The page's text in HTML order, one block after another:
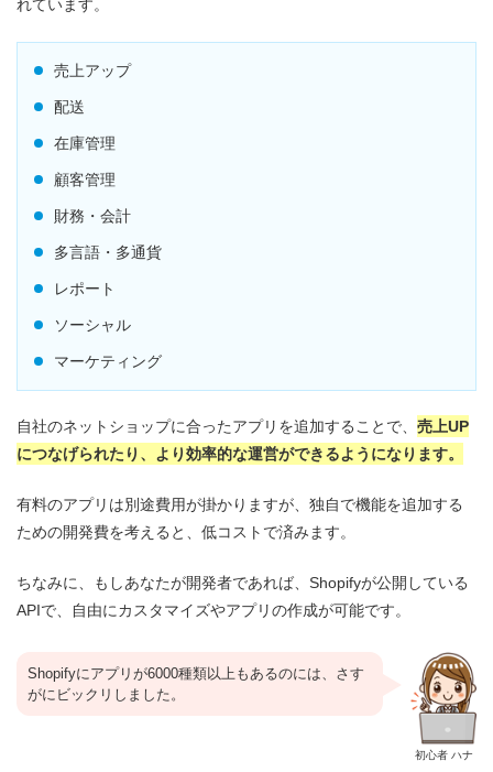
れています。
売上アップ
配送
在庫管理
顧客管理
財務・会計
多言語・多通貨
レポート
ソーシャル
マーケティング
自社のネットショップに合ったアプリを追加することで、 売上UP
につなげられたり、より効率的な運営ができるようになります。
有料のアプリは別途費用が掛かりますが、独自で機能を追加する
ための開発費を考えると、低コストで済みます。
ちなみに、もしあなたが開発者であれば、Shopifyが公開している
APIで、自由にカスタマイズやアプリの作成が可能です。
初心者 ハナ
Shopifyにアプリが6000種類以上もあるのには、さす
がにビックリしました。